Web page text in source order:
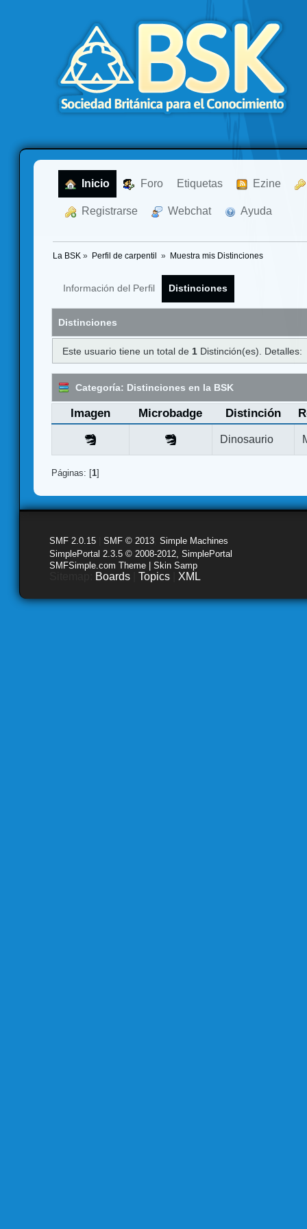
Inicio Foro Etiquetas Ezine
Registrarse Webchat Ayuda
La BSK » Perfil de carpentil » Muestra mis Distinciones
Información del Perfil Distinciones
Distinciones
Este usuario tiene un total de 1 Distinción(es). Detalles:
Categoría: Distinciones en la BSK
Imagen Microbadge Distinción
Dinosaurio
Páginas: [1]
SMF 2.0.15 SMF © 2013 Simple Machines
SimplePortal 2.3.5 © 2008-2012, SimplePortal
SMFSimple.com Theme | Skin Samp
Boards Topics XML